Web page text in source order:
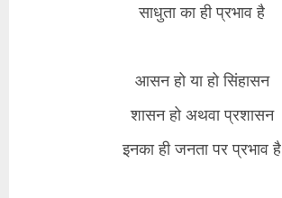
साधुता का ही प्रभाव है
​आसन हो या हो सिंहासन
शासन हो अथवा प्रशासन
इनका ही जनता पर प्रभाव है